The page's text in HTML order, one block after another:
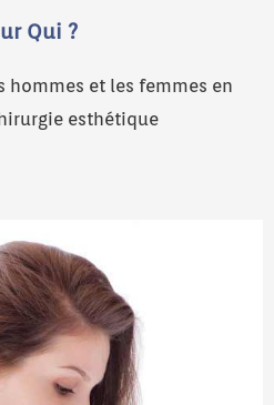
Qui ?
hommes et les femmes en
esthétique